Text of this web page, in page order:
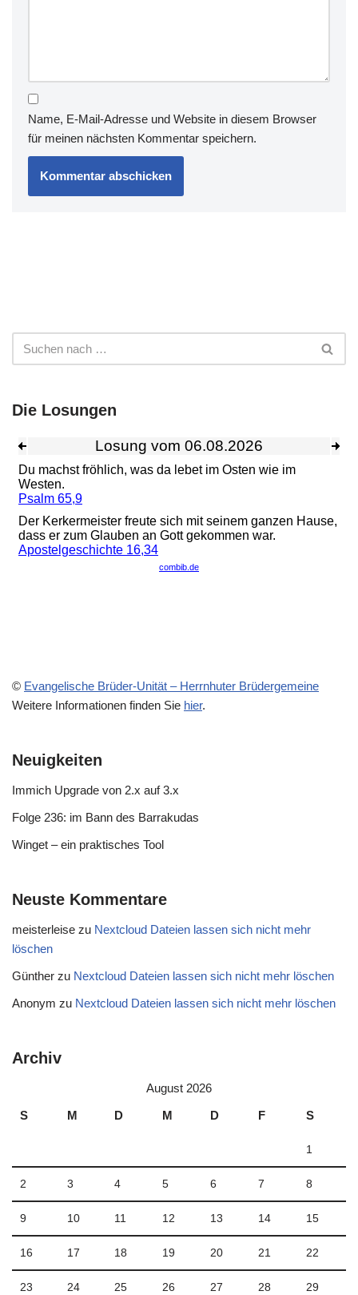
Name, E-Mail-Adresse und Website in diesem Browser
für meinen nächsten Kommentar speichern.
Die Losungen
© Evangelische Brüder-Unität – Herrnhuter Brüdergemeine
Weitere Informationen finden Sie hier.
Neuigkeiten
Immich Upgrade von 2.x auf 3.x
Folge 236: im Bann des Barrakudas
Winget – ein praktisches Tool
Neuste Kommentare
meisterleise zu Nextcloud Dateien lassen sich nicht mehr
löschen
Günther zu Nextcloud Dateien lassen sich nicht mehr löschen
Anonym zu Nextcloud Dateien lassen sich nicht mehr löschen
Archiv
August 2026
S
M D M D F S
1
2 3 4 5 6 7 8
9 10 11 12 13 14 15
16 17 18 19 20 21 22
23 24 25 26 27 28 29